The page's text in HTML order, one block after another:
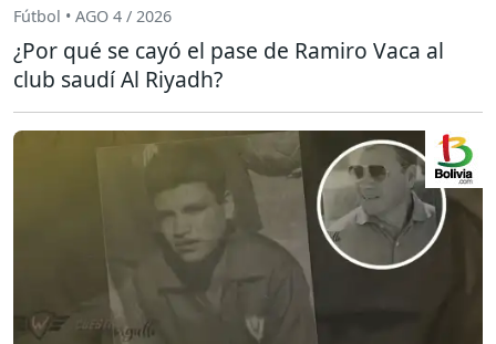
Fútbol • AGO 4 / 2026
¿Por qué se cayó el pase de Ramiro Vaca al
club saudí Al Riyadh?